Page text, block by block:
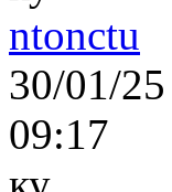
ntonctu
30/01/25
09:17